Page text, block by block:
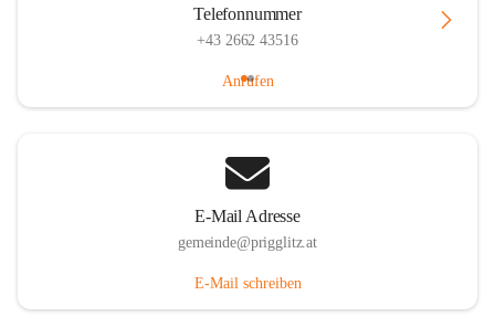
Telefonnummer
+43 2662 43516
Anrufen
E-Mail Adresse
gemeinde@prigglitz.at
E-Mail schreiben